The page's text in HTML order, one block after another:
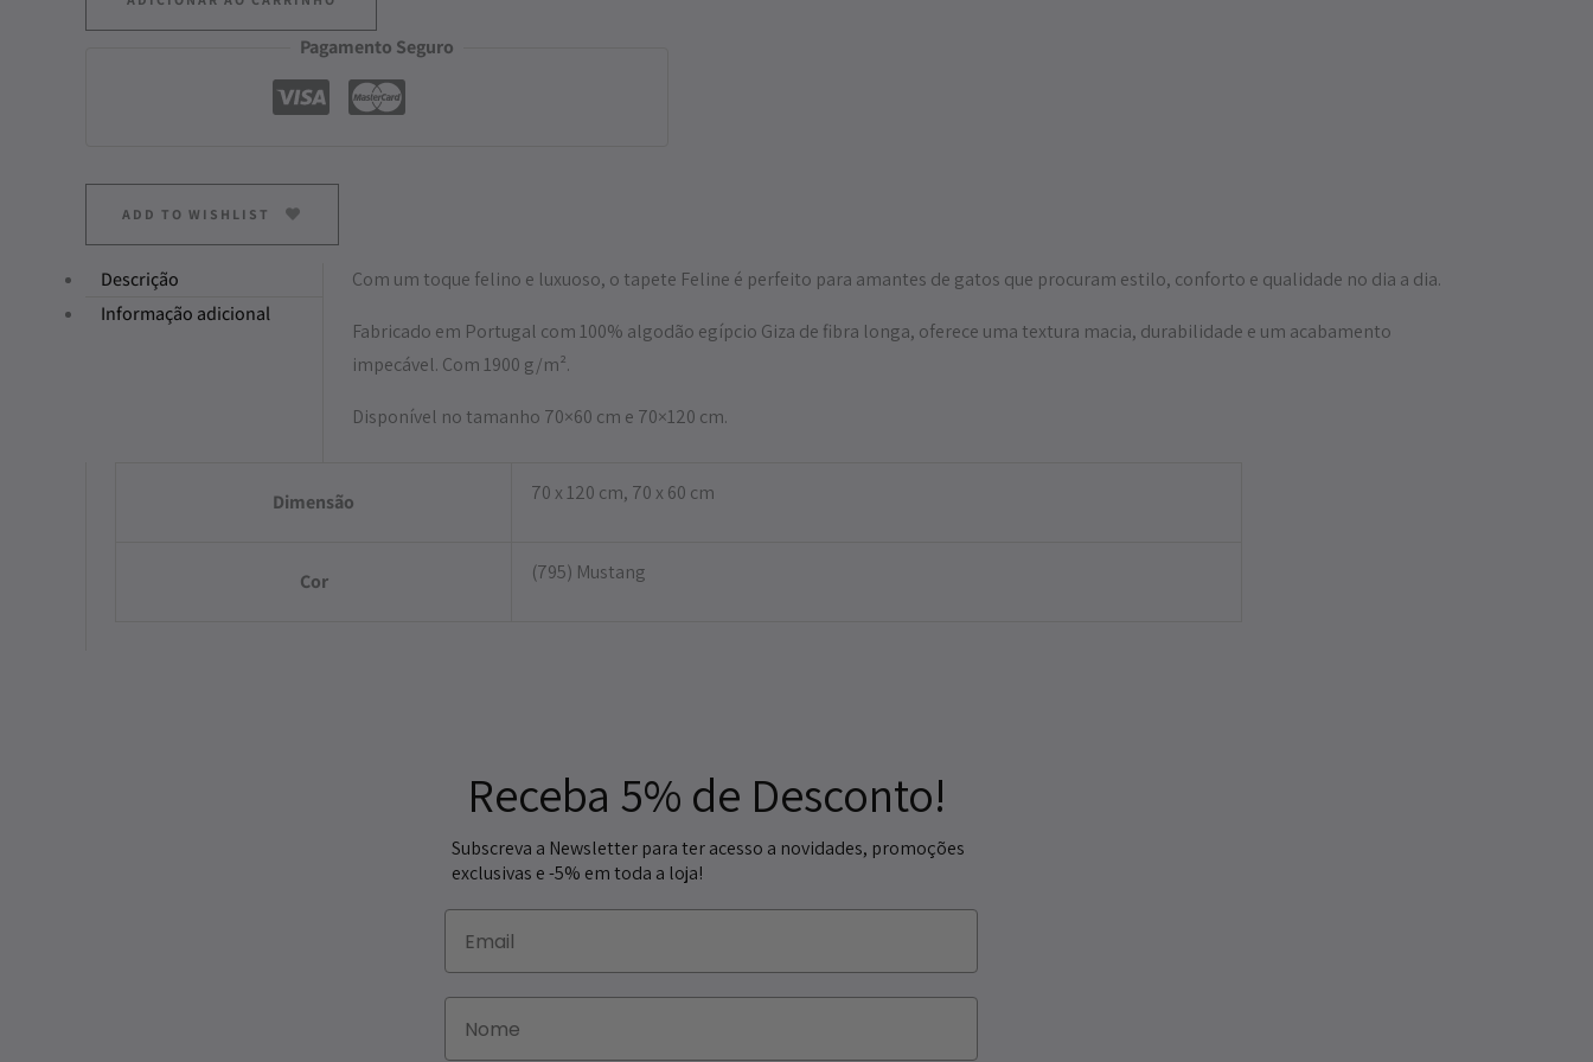
Pagamento Seguro
ADD TO WISHLIST
Descrição
Informação adicional
Com um toque felino e luxuoso, o tapete Feline é perfeito para amantes de gatos que procuram estilo, conforto e qualidade no dia a dia.
Fabricado em Portugal com 100% algodão egípcio Giza de fibra longa, oferece uma textura macia, durabilidade e um acabamento
impecável. Com 1900 g/m².
Disponível no tamanho 70×60 cm e 70×120 cm.
Dimensão 70 x 120 cm, 70 x 60 cm
Cor (795) Mustang
Receba 5% de Desconto!
Subscreva a Newsletter para ter acesso a novidades, promoções
exclusivas e -5% em toda a loja!